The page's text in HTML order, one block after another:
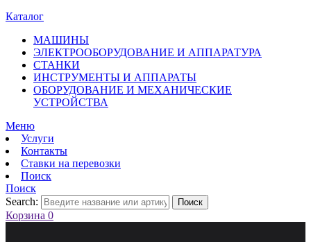
Каталог
МАШИНЫ
ЭЛЕКТРООБОРУДОВАНИЕ И АППАРАТУРА
СТАНКИ
ИНСТРУМЕНТЫ И АППАРАТЫ
ОБОРУДОВАНИЕ И МЕХАНИЧЕСКИЕ
УСТРОЙСТВА
Меню
Услуги
Контакты
Ставки на перевозки
Поиск
Поиск
Search:
Поиск
Корзина 0